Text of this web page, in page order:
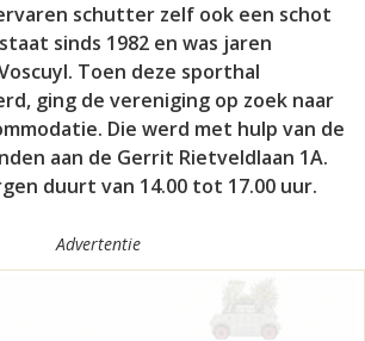
schutter zelf ook een schot
sinds 1982 en was jaren
Toen deze sporthal
ging de vereniging op zoek naar
Die werd met hulp van de
aan de Gerrit Rietveldlaan 1A.
duurt van 14.00 tot 17.00 uur.
Advertentie